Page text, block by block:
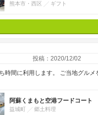
熊本市・西区 ギフト
投稿：2020/12/02
時間に利用します。 ご当地グル
阿蘇くまもと空港フードコート
益城町 郷土料理